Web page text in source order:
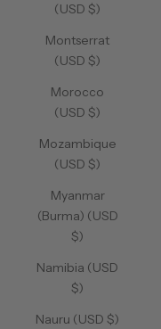
(USD $)
Montserrat
(USD $)
Morocco
(USD $)
Mozambique
(USD $)
Myanmar
(Burma) (USD
$)
Namibia (USD
$)
Nauru (USD $)